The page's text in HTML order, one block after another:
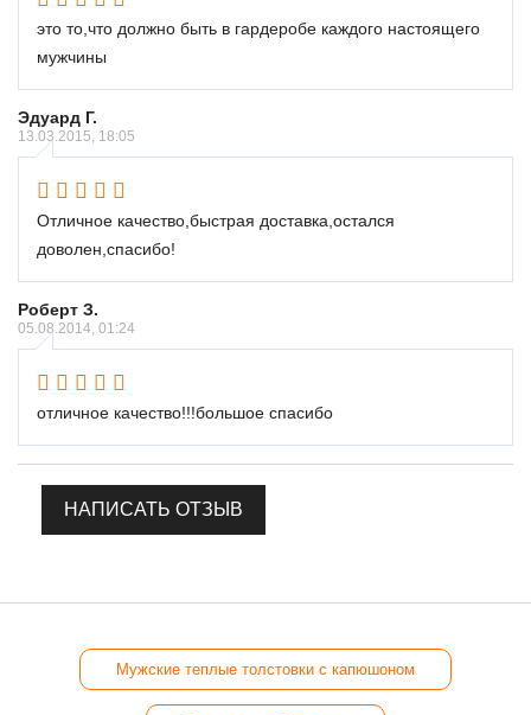
это то,что должно быть в гардеробе каждого настоящего
мужчины
Эдуард Г.
13.03.2015, 18:05
Отличное качество,быстрая доставка,остался
доволен,спасибо!
Роберт З.
05.08.2014, 01:24
отличное качество!!!большое спасибо
НАПИСАТЬ ОТЗЫВ
Мужские теплые толстовки с капюшоном